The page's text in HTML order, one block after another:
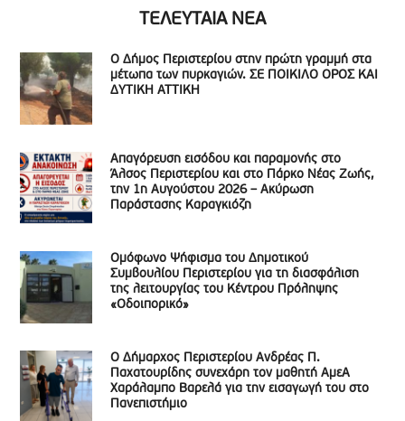
ΤΕΛΕΥΤΑΙΑ ΝΕΑ
Ο Δήμος Περιστερίου στην πρώτη γραμμή στα
μέτωπα των πυρκαγιών. ΣΕ ΠΟΙΚΙΛΟ ΟΡΟΣ ΚΑΙ
ΔΥΤΙΚΗ ΑΤΤΙΚΗ
Απαγόρευση εισόδου και παραμονής στο
Άλσος Περιστερίου και στο Πάρκο Νέας Ζωής,
την 1η Αυγούστου 2026 – Ακύρωση
Παράστασης Καραγκιόζη
Ομόφωνο Ψήφισμα του Δημοτικού
Συμβουλίου Περιστερίου για τη διασφάλιση
της λειτουργίας του Κέντρου Πρόληψης
«Οδοιπορικό»
Ο Δήμαρχος Περιστερίου Ανδρέας Π.
Παχατουρίδης συνεχάρη τον μαθητή ΑμεΑ
Χαράλαμπο Βαρελά για την εισαγωγή του στο
Πανεπιστήμιο